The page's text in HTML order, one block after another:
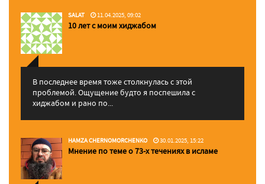
SALAT 11.04.2025, 09:02
10 лет с моим хиджабом
В последнее время тоже столкнулась с этой
проблемой. Ощущение будто я поспешила с
хиджабом и рано по...
HAMZA CHERNOMORCHENKO 30.01.2025, 15:22
Мнение по теме о 73-х течениях в исламе